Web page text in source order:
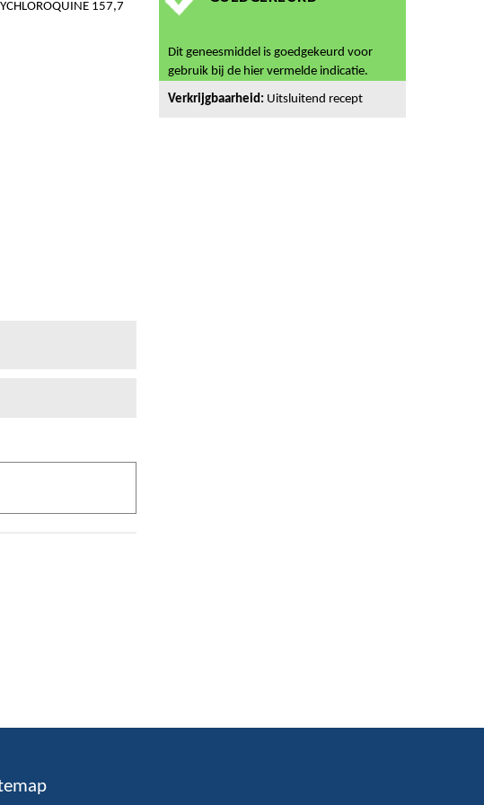
157,7
Dit geneesmiddel is goedgekeurd voor
gebruik bij de hier vermelde indicatie.
Verkrijgbaarheid: Uitsluitend recept